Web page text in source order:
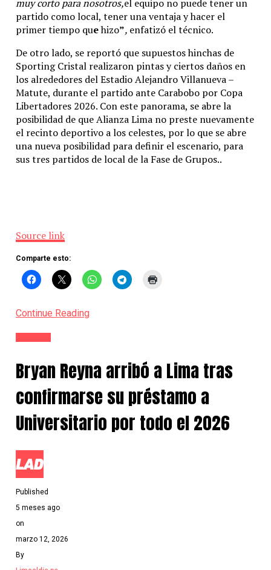
muy corto para nosotros,el equipo no puede tener un
partido como local, tener una ventaja y hacer el
primer tiempo quehizo”, enfatizó el técnico.
De otro lado, se reportó que supuestos hinchas de
Sporting Cristal realizaron pintas y ciertos daños en
los alrededores del Estadio Alejandro Villanueva –
Matute, durante el partido ante Carabobo por Copa
Libertadores 2026. Con este panorama, se abre la
posibilidad de que Alianza Lima no preste nuevamente
el recinto deportivo a los celestes, por lo que se abre
una nueva posibilidad para definir el escenario, para
sus tres partidos de local de la Fase de Grupos..
Source link
Comparte esto:
Continue Reading
Bryan Reyna arribó a Lima tras
confirmarse su préstamo a
Universitario por todo el 2026
Published
5 meses ago
on
marzo 12, 2026
By